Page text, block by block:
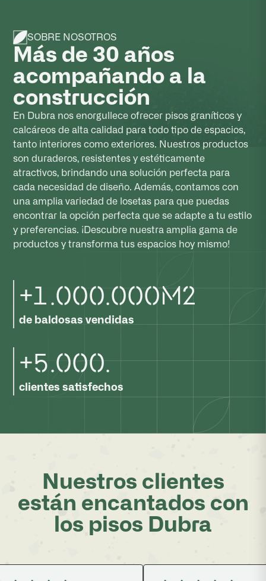
SOBRE NOSOTROS
Más de 30 años
acompañando a la
construcción
En Dubra nos enorgullece ofrecer pisos graníticos y
calcáreos de alta calidad para todo tipo de espacios,
tanto interiores como exteriores. Nuestros productos
son duraderos, resistentes y estéticamente
atractivos, brindando una solución perfecta para
cada necesidad de diseño. Además, contamos con
una amplia variedad de losetas para que puedas
encontrar la opción perfecta que se adapte a tu estilo
y preferencias. ¡Descubre nuestra amplia gama de
productos y transforma tus espacios hoy mismo!
+1.000.000m2
de baldosas vendidas
+5.000.
clientes satisfechos
Nuestros clientes
están encantados con
los pisos Dubra